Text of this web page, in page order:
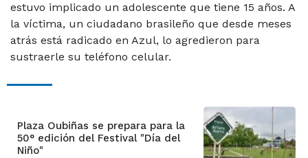
estuvo implicado un adolescente que tiene 15 años. A
la víctima, un ciudadano brasileño que desde meses
atrás está radicado en Azul, lo agredieron para
sustraerle su teléfono celular.
Plaza Oubiñas se prepara para la
50° edición del Festival "Día del
Niño"